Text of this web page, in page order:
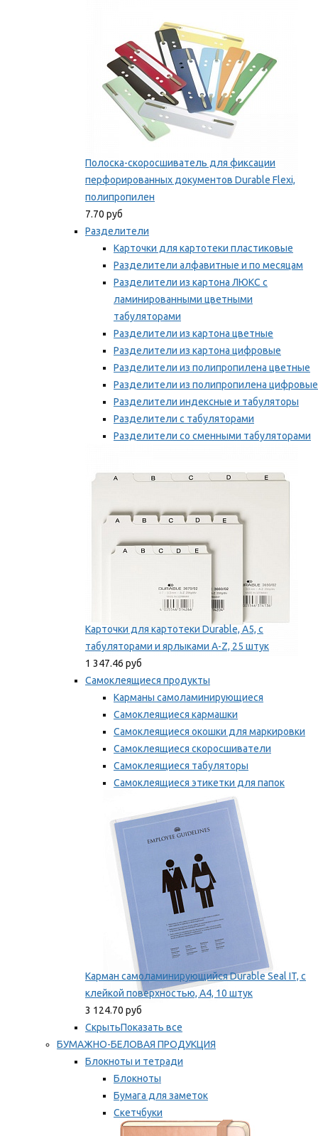
Полоска-скоросшиватель для фиксации
перфорированных документов Durable Flexi,
полипропилен
7.70 руб
Разделители
Карточки для картотеки пластиковые
Разделители алфавитные и по месяцам
Разделители из картона ЛЮКС с
ламинированными цветными
табуляторами
Разделители из картона цветные
Разделители из картона цифровые
Разделители из полипропилена цветные
Разделители из полипропилена цифровые
Разделители индексные и табуляторы
Разделители с табуляторами
Разделители со сменными табуляторами
Карточки для картотеки Durable, A5, с
табуляторами и ярлыками A-Z, 25 штук
1 347.46 руб
Самоклеящиеся продукты
Карманы самоламинирующиеся
Самоклеящиеся кармашки
Самоклеящиеся окошки для маркировки
Самоклеящиеся скоросшиватели
Самоклеящиеся табуляторы
Самоклеящиеся этикетки для папок
Таблички для маркировки
Мы рекомендуем
Карман самоламинирующийся Durable Seal IT, с
клейкой поверхностью, A4, 10 штук
3 124.70 руб
СкрытьПоказать все
БУМАЖНО-БЕЛОВАЯ ПРОДУКЦИЯ
Блокноты и тетради
Блокноты
Бумага для заметок
Скетчбуки
Тетради